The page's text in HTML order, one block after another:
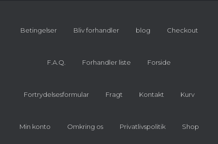
Betingelser Bliv forhandler blog Checkout
F.A.Q. Forhandler liste Forside
Fortrydelsesformular Fragt Kontakt Kurv
Min konto Omkring os Privatlivspolitik Shop